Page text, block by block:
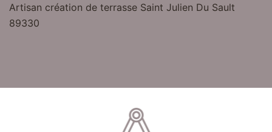
Artisan création de terrasse Saint Julien Du Sault
89330